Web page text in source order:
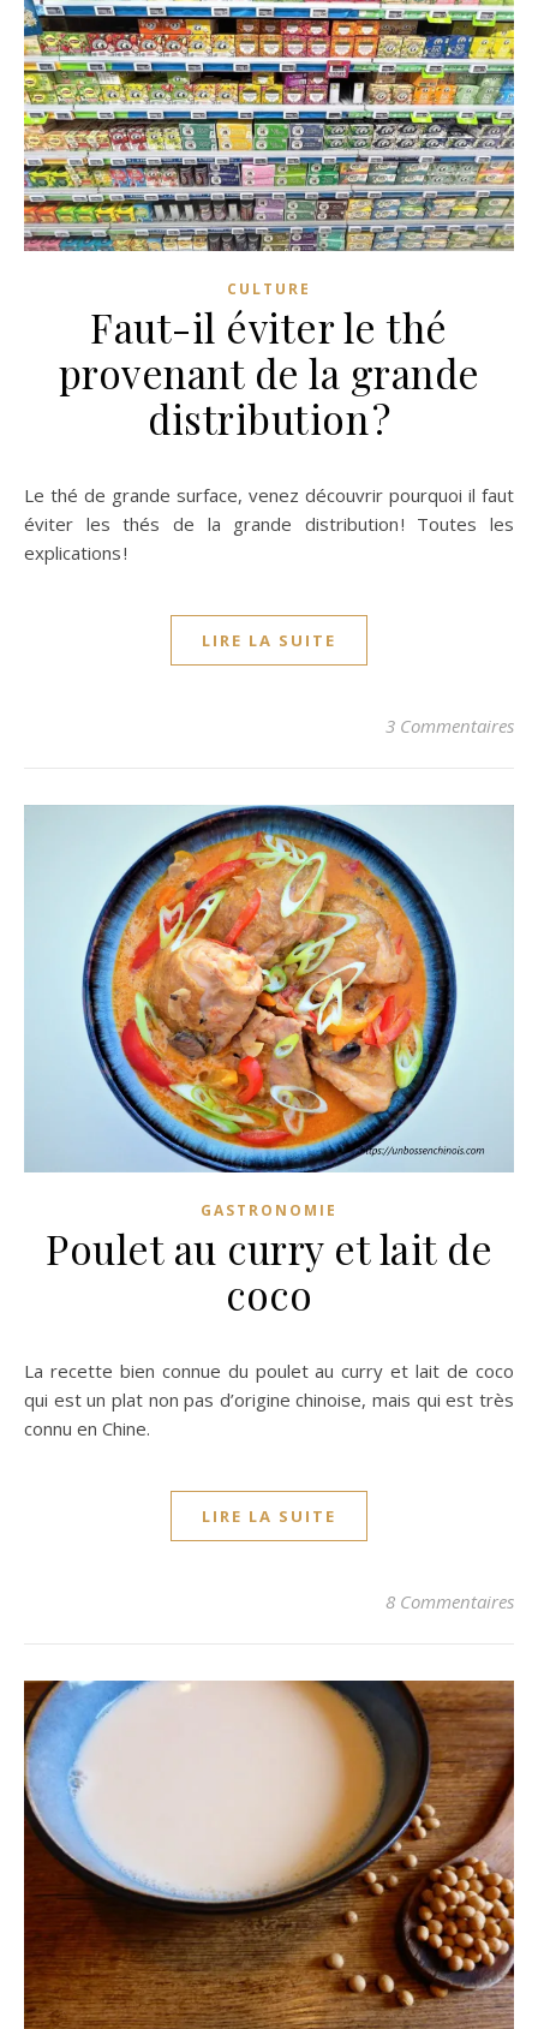
CULTURE
Faut-il éviter le thé
provenant de la grande
distribution ?
Le thé de grande surface, venez découvrir pourquoi il faut
éviter les thés de la grande distribution ! Toutes les
explications !
LIRE LA SUITE
3 Commentaires
GASTRONOMIE
Poulet au curry et lait de
coco
La recette bien connue du poulet au curry et lait de coco
qui est un plat non pas d’origine chinoise, mais qui est très
connu en Chine.
LIRE LA SUITE
8 Commentaires